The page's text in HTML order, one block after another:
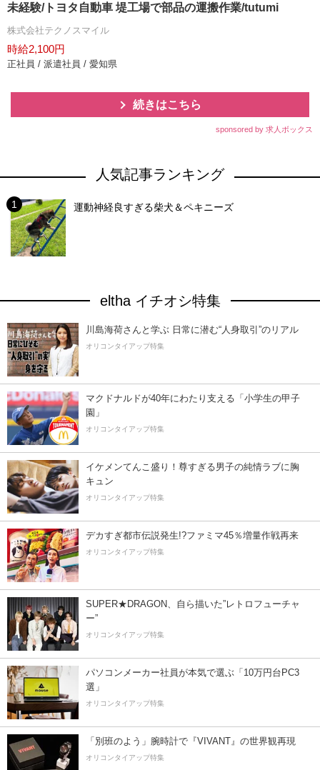
未経験/トヨタ自動車 堤工場で部品の運搬作業/tutumi
株式会社テクノスマイル
時給2,100円
正社員 / 派遣社員 / 愛知県
続きはこちら
sponsored by 求人ボックス
人気記事ランキング
運動神経良すぎる柴犬＆ペキニーズ
eltha イチオシ特集
川島海荷さんと学ぶ 日常に潜む“人身取引”のリアル
オリコンタイアップ特集
マクドナルドが40年にわたり支える「小学生の甲子
園」
オリコンタイアップ特集
イケメンてんこ盛り！尊すぎる男子の純情ラブに胸
キュン
オリコンタイアップ特集
デカすぎ都市伝説発生!?ファミマ45％増量作戦再来
オリコンタイアップ特集
SUPER★DRAGON、自ら描いた”レトロフューチャ
ー”
オリコンタイアップ特集
パソコンメーカー社員が本気で選ぶ「10万円台PC3
選」
オリコンタイアップ特集
「別班のよう」腕時計で『VIVANT』の世界観再現
オリコンタイアップ特集